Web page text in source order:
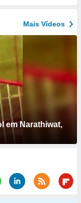
Mais Vídeos
em Narathiwat,